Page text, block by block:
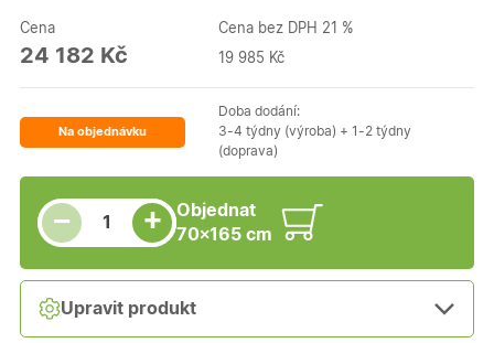
Cena
24 182 Kč
Cena bez DPH 21 %
19 985 Kč
Na objednávku
Doba dodání:
3-4 týdny (výroba) + 1-2 týdny
(doprava)
−
Snížit množství
Počet kusů +
Zvýšit množství
Objednat
70×165 cm
Upravit produkt